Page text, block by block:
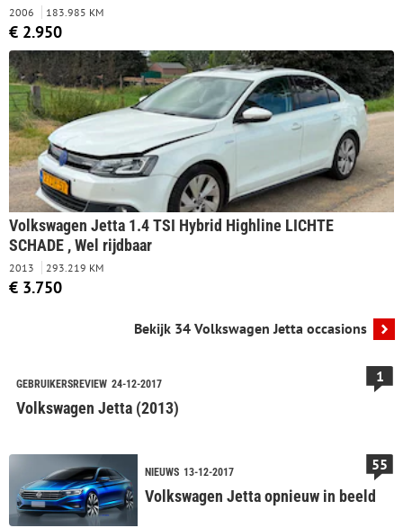
2006 183.985 KM
€ 2.950
Volkswagen Jetta 1.4 TSI Hybrid Highline LICHTE
SCHADE , Wel rijdbaar
2013 293.219 KM
€ 3.750
Bekijk 34 Volkswagen Jetta occasions
GEBRUIKERSREVIEW 24-12-2017
Volkswagen Jetta (2013)
1
NIEUWS 13-12-2017
Volkswagen Jetta opnieuw in beeld
55